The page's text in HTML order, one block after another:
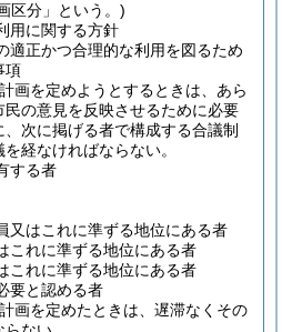
区分」という。)
用に関する方針
適正かつ合理的な利用を図るため
項
画を定めようとするときは、あら
の意見を反映させるために必要
次に掲げる者で構成する合議制
経なければならない。
する者
又はこれに準ずる地位にある者
これに準ずる地位にある者
これに準ずる地位にある者
要と認める者
画を定めたときは、遅滞なくその